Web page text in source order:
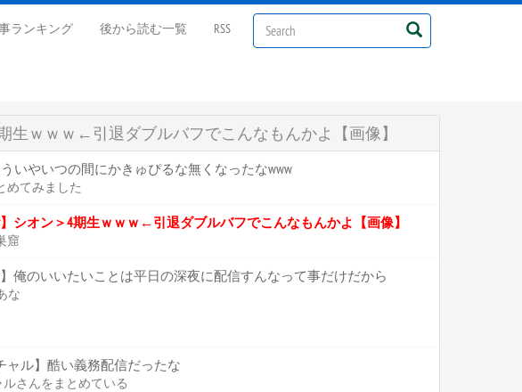
ランキング 後から読む一覧 RSS
期生ｗｗｗ←引退ダブルバフでこんなもんかよ【画像】
ういやいつの間にかきゅぴるな無くなったなwww
めてみました
】シオン＞4期生ｗｗｗ←引退ダブルバフでこんなもんかよ【画像】
窟
】俺のいいたいことは平日の深夜に配信すんなって事だけだから
な
ャル】酷い義務配信だったな
さんをまとめている